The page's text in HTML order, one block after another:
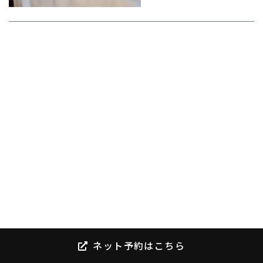
ネット予約はこちら